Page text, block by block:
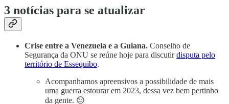
3 notícias para se atualizar
Crise entre a Venezuela e a Guiana. Conselho de
Segurança da ONU se reúne hoje para discutirdisputa pelo
território de Essequibo.
Acompanhamos apreensivos a possibilidade de mais
uma guerra estourar em 2023, dessa vez bem pertinho
da gente. 😔